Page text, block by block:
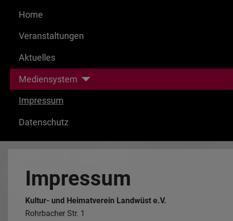
Home
Veranstaltungen
Aktuelles
Mediensystem
Impressum
Datenschutz
Impressum
Kultur- und Heimatverein Landwüst e.V.
Rohrbacher Str. 1